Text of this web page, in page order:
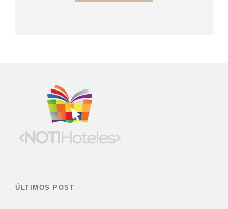
ÚLTIMOS POST